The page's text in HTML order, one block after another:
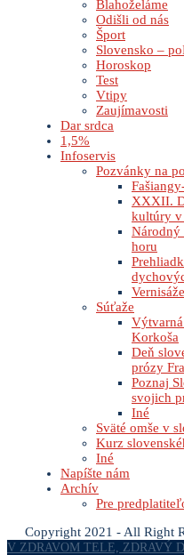
Blahoželáme
Odišli od nás
Šport
Slovensko –
Horoskop
Test
Vtipy
Zaujímavosti
Dar srdca
1,5%
Infoservis
Pozvánky na
XXXII.
kultúry
Národný
horu
Vernisáže
Súťaže
Korkoša
Deň
prózy
Poznaj
svojich
Iné
Sväté omše v
Kurz
Iné
Napíšte nám
Archív
Pre
Copyright 2021 - All Right
V ZDRAVOM TELE, ZDRAVÝ